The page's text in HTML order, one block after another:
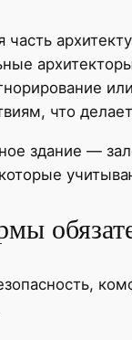
что
здание —